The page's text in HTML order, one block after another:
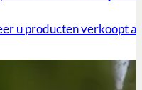
u producten verkoopt